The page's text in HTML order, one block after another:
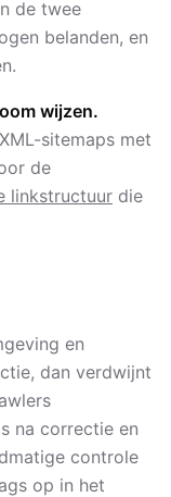
de twee
belanden, en
wijzen.
sitemaps met
de
linkstructuur die
en
dan verdwijnt
na correctie en
controle
op in het